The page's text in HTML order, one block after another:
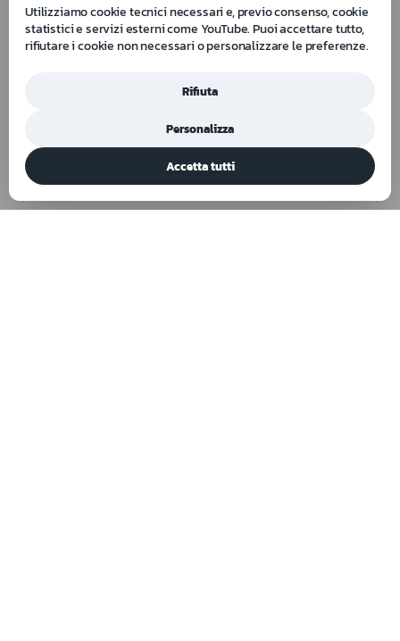
Utilizziamo cookie tecnici necessari e, previo consenso, cookie
statistici e servizi esterni come YouTube. Puoi accettare tutto,
rifiutare i cookie non necessari o personalizzare le preferenze.
Rifiuta
Personalizza
Accetta tutti